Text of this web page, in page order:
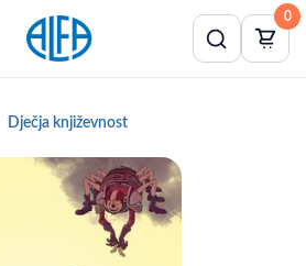
0
Dječja književnost